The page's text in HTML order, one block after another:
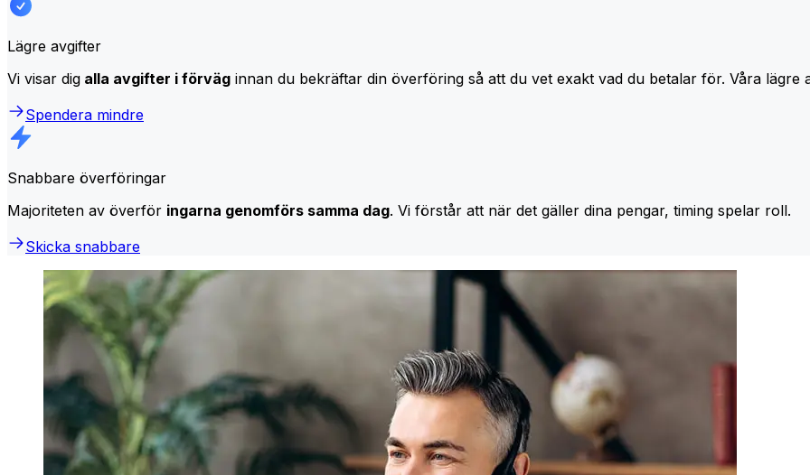
Lägre avgifter
Vi visar dig alla avgifter i förväg innan du bekräftar din överföring så att du vet exakt vad du betalar för. Våra lägre
Spendera mindre
Snabbare överföringar
Majoriteten av överför ingarna genomförs samma dag. Vi förstår att när det gäller dina pengar, timing spelar roll.
Skicka snabbare